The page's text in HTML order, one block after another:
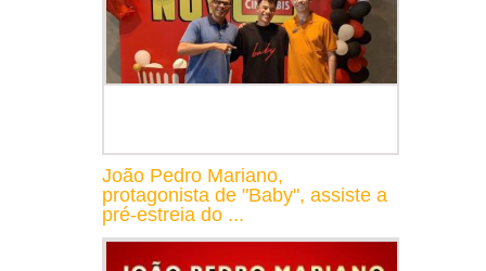
João Pedro Mariano,
protagonista de "Baby", assiste a
pré-estreia do ...